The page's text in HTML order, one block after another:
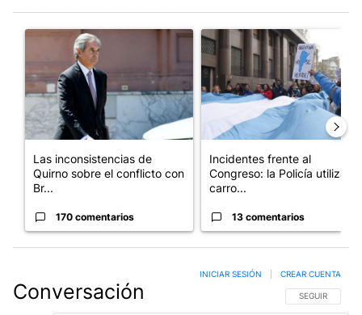
Un artículo de tendencia con el título "Las inconsistencias de
Las inconsistencias de
Quirno sobre el conflicto con
Br...
170 comentarios
Un artículo de tendencia con
Incidentes frente al
Congreso: la Policía utiliza
carro...
13 comentarios
Conversación SIGA ESTA
SEGUIR
INICIAR SESIÓN CREAR CUENTA